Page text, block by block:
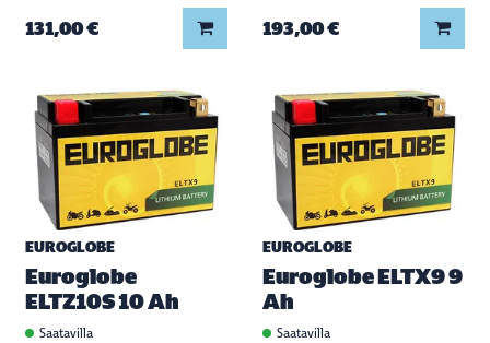
131,00 € Lisää koriin193,00 €
EUROGLOBE
Euroglobe
ELTZ10S 10 Ah
Saatavilla
EUROGLOBE
Euroglobe ELTX9 9
Ah
Saatavilla